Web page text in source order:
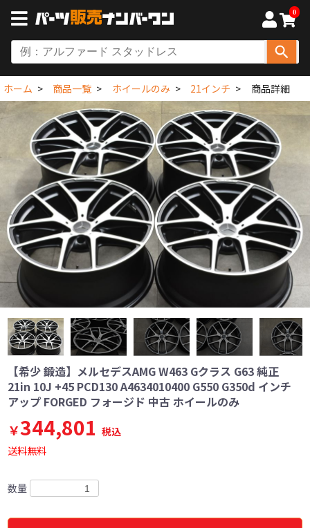
0
ホーム 商品一覧 ホイールのみ 21インチ 商品詳細
【希少 鍛造】メルセデスAMG W463 Gクラス G63 純正
21in 10J +45 PCD130 A4634010400 G550 G350d インチ
アップ FORGED フォージド 中古 ホイールのみ
￥344,801 税込
送料無料
数量